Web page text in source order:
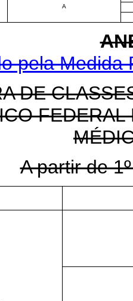
A
pela Medida
DE
A partir de